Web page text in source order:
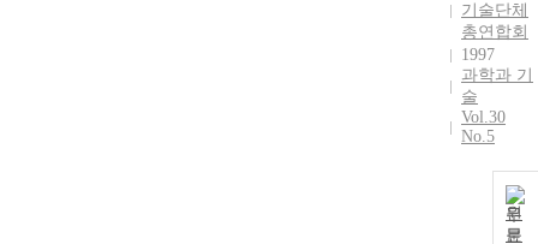
기술단체
총연합회
1997
과학과 기
술
Vol.30
No.5
원
문